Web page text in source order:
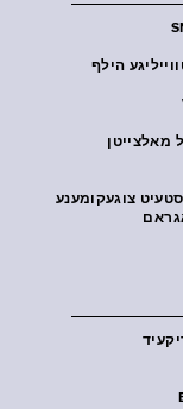
הילף
מאלצייטן
SSI סטעיט צוגעקומענע